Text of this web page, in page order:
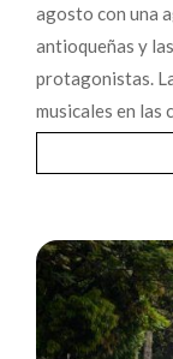
agosto con una
antioqueñas y
protagonistas.
musicales en las